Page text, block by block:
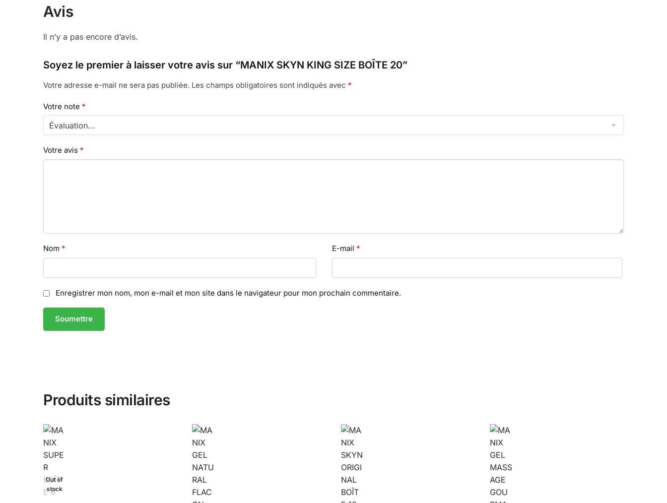
Avis
Il n’y a pas encore d’avis.
Soyez le premier à laisser votre avis sur “MANIX SKYN KING SIZE BOÎTE 20”
Votre adresse e-mail ne sera pas publiée. Les champs obligatoires sont indiqués avec *
Votre note *
Votre avis *
Nom * E-mail *
Enregistrer mon nom, mon e-mail et mon site dans le navigateur pour mon prochain commentaire.
Produits similaires
Out of
stock